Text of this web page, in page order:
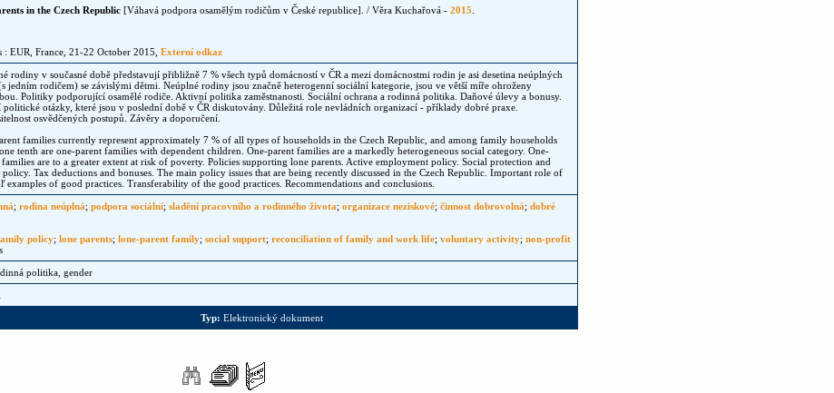
in the Czech Republic [Váhavá podpora osamělým rodičům v České republice]. / Věra Kuchařová - 2015
EUR, France, 21-22 October 2015, Externí odkaz
rodiny v současné době představují přibližně 7 % všech typů domácností v ČR a mezi domácnostmi rodin je asi desetina neúplných
jedním rodičem) se závislými dětmi. Neúplné rodiny jsou značně heterogenní sociální kategorie, jsou ve větší míře ohroženy
Politiky podporující osamělé rodiče. Aktivní politika zaměstnanosti. Sociální ochrana a rodinná politika. Daňové úlevy a bonusy.
politické otázky, které jsou v poslední době v ČR diskutovány. Důležitá role nevládních organizací - příklady dobré praxe.
osvědčených postupů. Závěry a doporučení.
families currently represent approximately 7 % of all types of households in the Czech Republic, and among family households
tenth are one-parent families with dependent children. One-parent families are a markedly heterogeneous social category. One-
families are to a greater extent at risk of poverty. Policies supporting lone parents. Active employment policy. Social protection and
Tax deductions and bonuses. The main policy issues that are being recently discussed in the Czech Republic. Important role of
examples of good practices. Transferability of the good practices. Recommendations and conclusions.
; rodina neúplná; podpora sociální; sladění pracovního a rodinného života; organizace neziskové; činnost dobrovolná; dobré
policy; lone parents; lone-parent family; social support; reconciliation of family and work life; voluntary activity; non-profit
politika, gender
Typ: Elektronický dokument